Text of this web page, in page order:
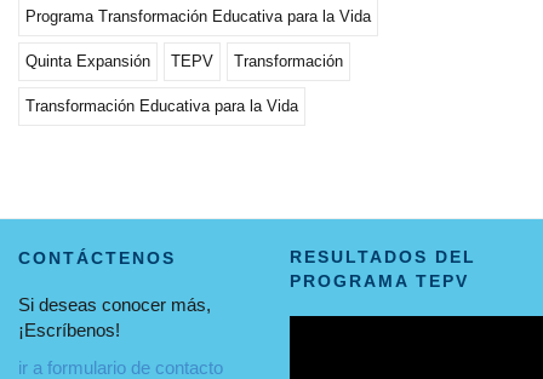
Programa Transformación Educativa para la Vida
Quinta Expansión TEPV Transformación
Transformación Educativa para la Vida
CONTÁCTENOS
Si deseas conocer más,
¡Escríbenos!
ir a formulario de contacto
RESULTADOS DEL
PROGRAMA TEPV